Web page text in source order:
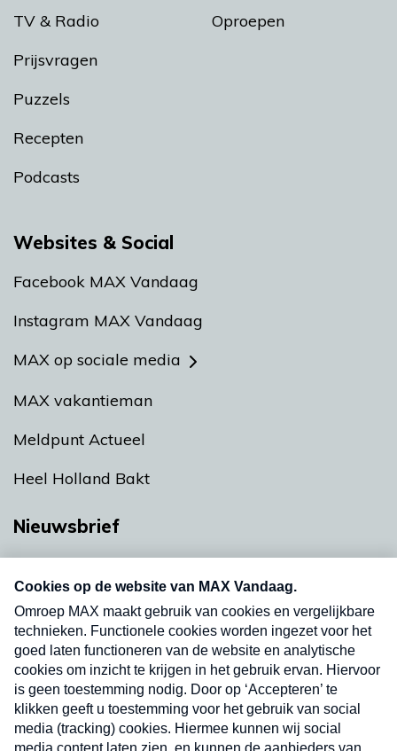
TV & Radio
Prijsvragen
Puzzels
Recepten
Podcasts
Oproepen
Websites & Social
Facebook MAX Vandaag
Instagram MAX Vandaag
MAX op sociale media
MAX vakantieman
Meldpunt Actueel
Heel Holland Bakt
Nieuwsbrief
nieuwsbrief. Elke vrijdag- en dinsdagochtend in
uw mailbox.
Verzend